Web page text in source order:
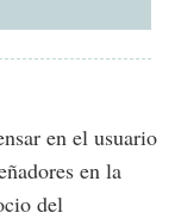
en el usuario
en la
del